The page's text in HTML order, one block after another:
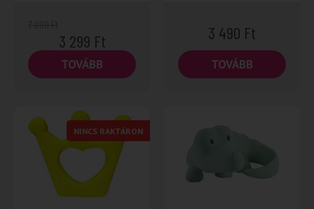
3 299 Ft
TOVÁBB
3 490 Ft
TOVÁBB
NINCS RAKTÁRON